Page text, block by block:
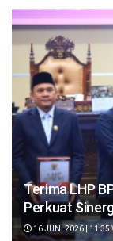
Terima LHP
Perkuat
16 JUNI 2026 | 11:35